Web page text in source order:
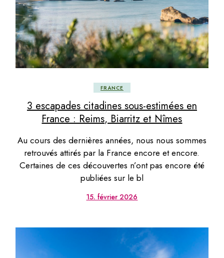
FRANCE
3 escapades citadines sous-estimées en
France : Reims, Biarritz et Nîmes
Au cours des dernières années, nous nous sommes
retrouvés attirés par la France encore et encore.
Certaines de ces découvertes n’ont pas encore été
publiées sur le bl
15. février 2026